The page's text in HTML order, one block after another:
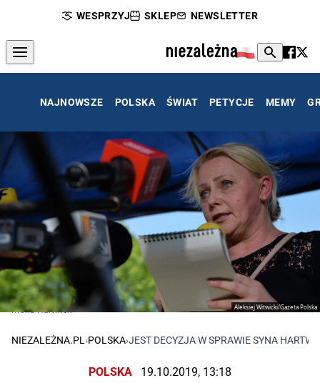
WESPRZYJ SKLEP NEWSLETTER
NAJNOWSZE POLSKA ŚWIAT PETYCJE MEMY
Aleksiej Witwicki/Gazeta Polska
Iwona Hartwich
NIEZALEŻNA.PL›POLSKA›JEST DECYZJA W SPRAWIE SYNA
POLSKA 19.10.2019, 13:18